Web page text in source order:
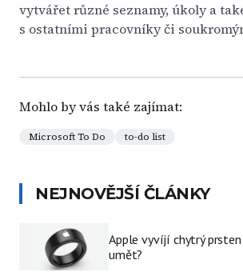
vytvářet různé seznamy, úkoly a
s ostatními pracovníky či
Mohlo by vás také zajímat:
Microsoft To Do to-do list
NEJNOVĚJŠÍ ČLÁNKY
Apple vyvíjí chytrý prsten
umět?